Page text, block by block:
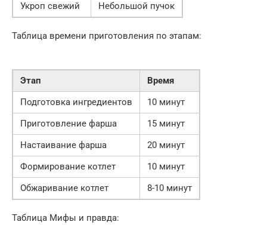
Укроп свежий
Небольшой пучок
Таблица времени приготовления по этапам:
Этап
Время
Подготовка ингредиентов
10 минут
Приготовление фарша
15 минут
Настаивание фарша
20 минут
Формирование котлет
10 минут
Обжаривание котлет
8-10 минут
Таблица Мифы и правда: